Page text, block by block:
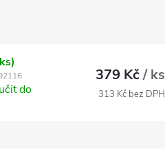
do
379 Kč/ ks
313 Kč bez DPH